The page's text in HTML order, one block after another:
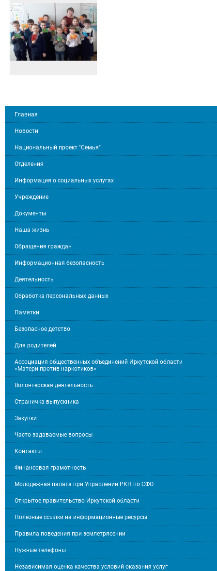
Главная
Новости
Национальный проект "Семья"
Отделения
Информация о социальных услугах
Учреждение
Документы
Наша жизнь
Обращения граждан
Информационная безопасность
Деятельность
Обработка персональных данных
Памятки
Безопасное детство
Для родителей
Ассоциация общественных объединений Иркутской области
«Матери против наркотиков»
Волонтерская деятельность
Страничка выпускника
Закупки
Часто задаваемые вопросы
Контакты
Финансовая грамотность
Молодежная палата при Управлении РКН по СФО
Открытое правительство Иркутской области
Полезные ссылки на информационные ресурсы
Правила поведения при землетрясении
Нужные телефоны
Независимая оценка качества условий оказания услуг